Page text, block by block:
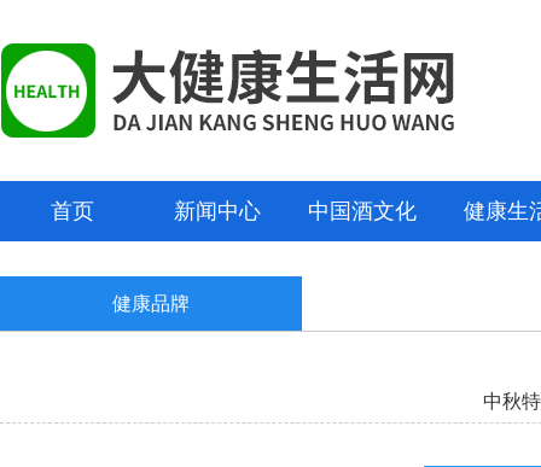
首页 新闻中心 中国酒文化 健康生
健康品牌
中秋